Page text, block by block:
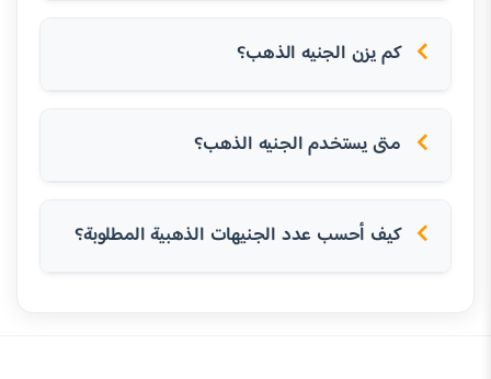
كم يزن الجنيه الذهب؟
متى يستخدم الجنيه الذهب؟
كيف أحسب عدد الجنيهات الذهبية المطلوبة؟